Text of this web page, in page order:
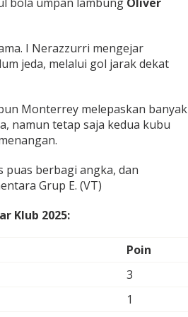
I Nerazzurri mengejar
jeda, melalui gol jarak dekat
Monterrey melepaskan banyak
namun tetap saja kedua kubu
puas berbagi angka, dan
Grup E. (VT)
Klub 2025:
Poin
3
1